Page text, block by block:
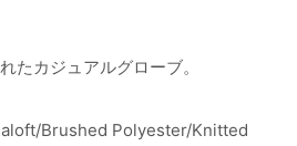
たカジュアルグローブ。
Brushed Polyester/Knitted